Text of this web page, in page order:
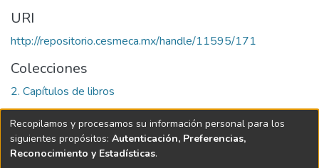
URI
http://repositorio.cesmeca.mx/handle/11595/171
Colecciones
2. Capítulos de libros
Página completa del ítem
Software DSpacecopyright © 2002-2026
Recopilamos y procesamos su información personal para los
siguientes propósitos: Autenticación, Preferencias,
Reconocimiento y Estadísticas.